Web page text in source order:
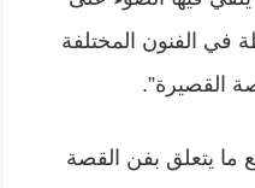
في الفنون المختلفة
القصيرة”.
ما يتعلق بفن القصة